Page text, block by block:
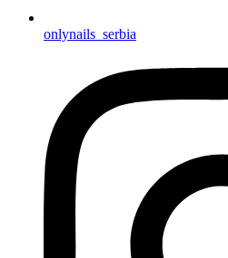
onlynails_serbia